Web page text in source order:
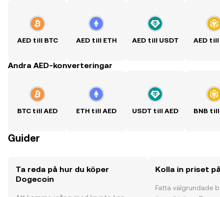
AED till BTC AED till ETH AED till USDT AED till
Andra AED-konverteringar
BTC till AED ETH till AED USDT till AED BNB till
Guider
Ta reda på hur du köper
Dogecoin
Kolla in priset
Fatta välgrundade